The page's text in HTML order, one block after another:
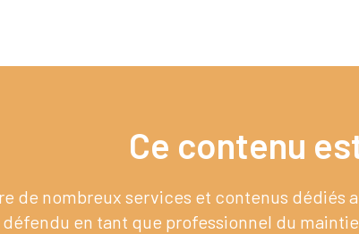
Ce contenu
de nombreux services et contenus
en tant que professionnel du